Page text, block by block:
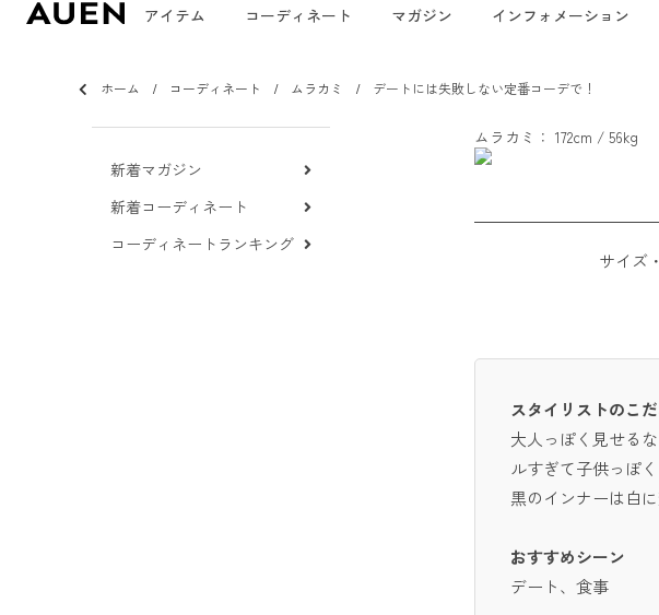
アイテム コーディネート マガジン インフォメーション
ホーム コーディネート ムラカミ デートには失敗しない定番コーデで！
新着マガジン
新着コーディネート
コーディネートランキング
ムラカミ： 172cm / 56kg
サイズ
スタイリストのこ
大人っぽく見せる
ルすぎて子供っぽ
黒のインナーは白
おすすめシーン
デート、食事